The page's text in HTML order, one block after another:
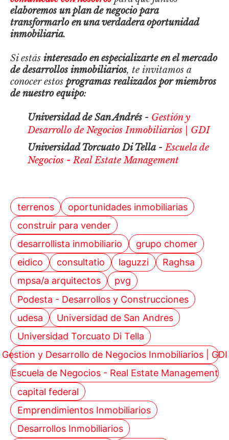
elaboremos un plan de negocio para
transformarlo en una verdadera oportunidad
inmobiliaria.
Si estás interesado en especializarte en el mercado
de desarrollos inmobiliarios, te invitamos a
conocer estos programas realizados por miembros
de nuestro equipo:
Universidad de San Andrés - Gestión y
Desarrollo de Negocios Inmobiliarios | GDI
Universidad Torcuato Di Tella-Escuela de
Negocios - Real Estate Management
terrenos
oportunidades inmobiliarias
construir para vender
desarrollista inmobiliario
grupo chomer
eidico
consultatio laguzzi
Raghsa
mpsa/a arquitectos
pvg
Podesta - Desarrollos y Construcciones
udesa
Universidad de San Andres
Universidad Torcuato Di Tella
Gestion y Desarrollo de Negocios Inmobiliarios | GDI
Escuela de Negocios - Real Estate Management
capital federal
Emprendimientos Inmobiliarios
Desarrollos Inmobiliarios